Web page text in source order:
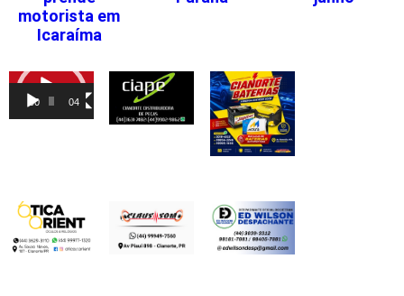
motorista em
Icaraíma
Tocador
vídeo
00:00 04:46